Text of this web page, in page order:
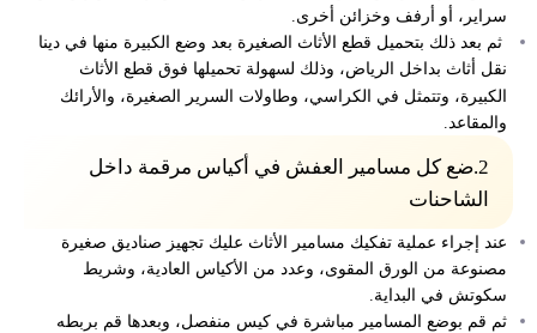
سراير، أو أرفف وخزائن أخرى.
ثم بعد ذلك بتحميل قطع الأثاث الصغيرة بعد وضع الكبيرة منها في دينا
نقل أثاث بداخل الرياض، وذلك لسهولة تحميلها فوق قطع الأثاث
الكبيرة، وتتمثل في الكراسي، وطاولات السرير الصغيرة، والأرائك
والمقاعد.
2.ضع كل مسامير العفش في أكياس مرقمة داخل
الشاحنات
عند إجراء عملية تفكيك مسامير الأثاث عليك تجهيز صناديق صغيرة
مصنوعة من الورق المقوى، وعدد من الأكياس العادية، وشريط
سكوتش في البداية.
ثم قم بوضع المسامير مباشرة في كيس منفصل، وبعدها قم بربطه